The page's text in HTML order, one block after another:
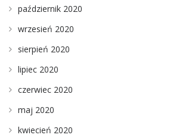
październik 2020
wrzesień 2020
sierpień 2020
lipiec 2020
czerwiec 2020
maj 2020
kwiecień 2020